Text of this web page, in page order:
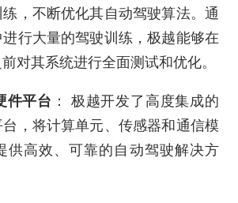
，不断优化其自动驾驶算法。通
行大量的驾驶训练，极越能够在
对其系统进行全面测试和优化。
件平台 ： 极越开发了高度集成的
，将计算单元、传感器和通信模
供高效、可靠的自动驾驶解决方